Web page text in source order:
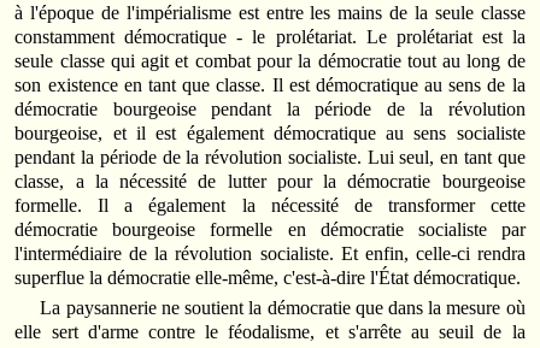
à l'époque de l'impérialisme est entre les mains de la seule classe
constamment démocratique - le prolétariat. Le prolétariat est la
seule classe qui agit et combat pour la démocratie tout au long de
son existence en tant que classe. Il est démocratique au sens de la
démocratie bourgeoise pendant la période de la révolution
bourgeoise, et il est également démocratique au sens socialiste
pendant la période de la révolution socialiste. Lui seul, en tant que
classe, a la nécessité de lutter pour la démocratie bourgeoise
formelle. Il a également la nécessité de transformer cette
démocratie bourgeoise formelle en démocratie socialiste par
l'intermédiaire de la révolution socialiste. Et enfin, celle-ci rendra
superflue la démocratie elle-même, c'est-à-dire l'État démocratique.
La paysannerie ne soutient la démocratie que dans la mesure où
elle sert d'arme contre le féodalisme, et s'arrête au seuil de la